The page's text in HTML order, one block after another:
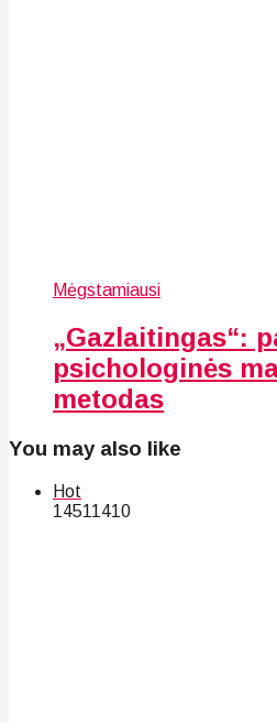
Mėgstamiausi
„Gazlaitingas“:
psichologinės
metodas
You may also like
Hot
14511410